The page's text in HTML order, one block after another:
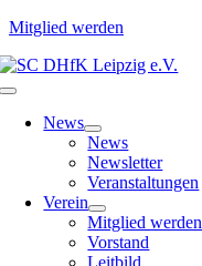
Mitglied werden
Zum
Inhalt
Toggle
NavigationNews
News
Newsletter
Veranstaltungen
Verein
Mitglied werden
Vorstand
Leitbild